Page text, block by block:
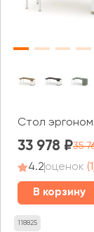
Стол
33 978 35
4.2оценок
В корзину
118825